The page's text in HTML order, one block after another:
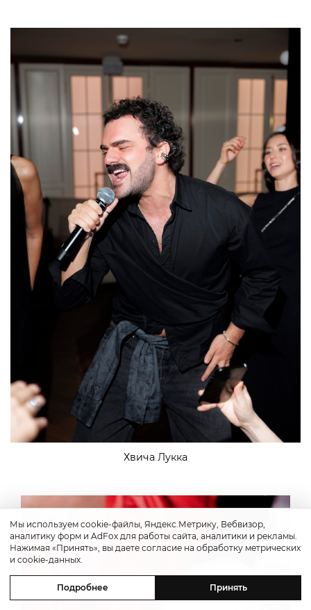
Хвича Лукка
Мы используем cookie-файлы, Яндекс.Метрику, Вебвизор,
аналитику форм и AdFox для работы сайта, аналитики и рекламы.
Нажимая «Принять», вы даете согласие на обработку метрических
и cookie-данных.
Подробнее Принять